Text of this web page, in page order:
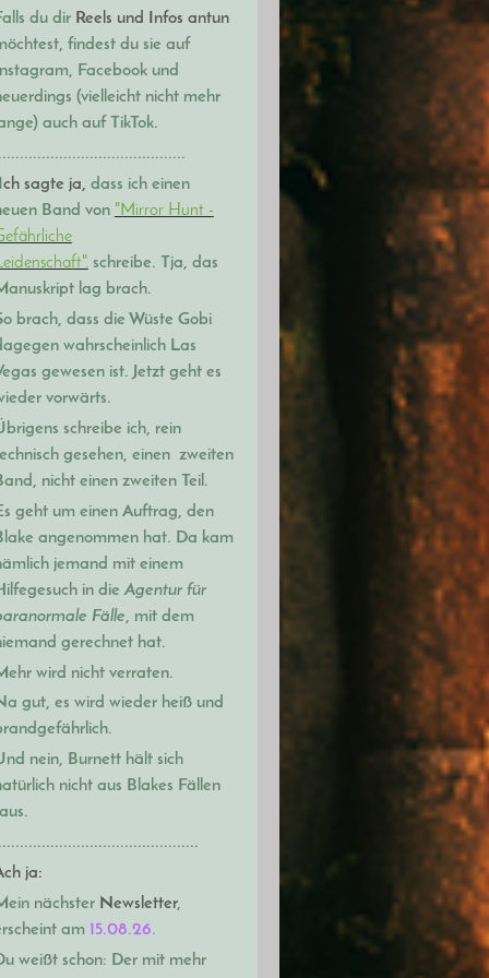
du dir Reels und Infos antun
findest du sie auf
Facebook und
(vielleicht nicht mehr
auch auf TikTok.
ch sagte ja, dass ich einen
Band von "Mirror Hunt -
schreibe. Tja, das
lag brach.
brach, dass die Wüste Gobi
wahrscheinlich Las
gewesen ist. Jetzt geht es
vorwärts.
schreibe ich, rein
gesehen, einen zweiten
nicht einen zweiten Teil.
geht um einen Auftrag, den
angenommen hat. Da kam
jemand mit einem
in dieAgentur für
Fälle, mit dem
gerechnet hat.
wird nicht verraten.
gut, es wird wieder heiß und
nein, Burnett hält sich
nicht aus Blakes Fällen
ja:
nächster Newsletter,
am 15.08.26.
weißt schon: Der mit mehr